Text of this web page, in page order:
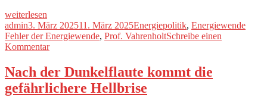
„Die
schwerwiegendsten
Fehler
der
weiterlesen
Autor
adminVeröffentlicht
am
3. März 202511. März 2025Kategorien
Energiepolitik, Energiewende
Fehler der Energiewende, Prof. VahrenholtSchreibe einen
Kommentarzu
schwerwiegendsten
Fehler
der
Nach der Dunkelflaute kommt die
gefährlichere Hellbrise